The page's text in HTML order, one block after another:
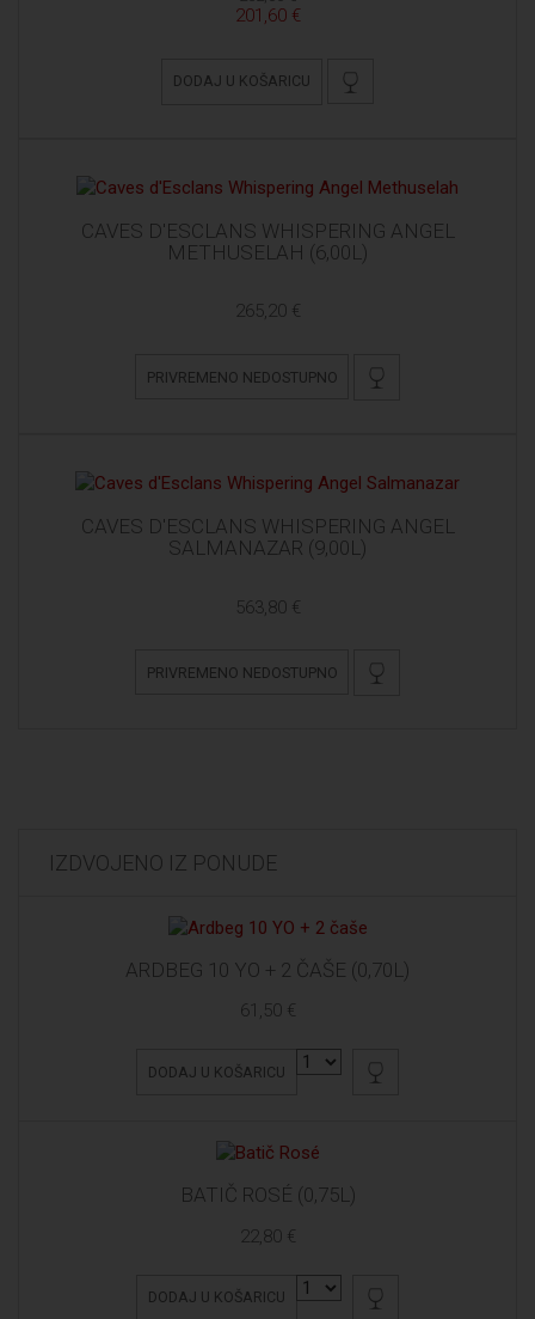
201,60 €
DODAJ U KOŠARICU
CAVES D'ESCLANS WHISPERING ANGEL
METHUSELAH (6,00L)
265,20 €
PRIVREMENO NEDOSTUPNO
CAVES D'ESCLANS WHISPERING ANGEL
SALMANAZAR (9,00L)
563,80 €
PRIVREMENO NEDOSTUPNO
IZDVOJENO IZ PONUDE
ARDBEG 10 YO + 2 ČAŠE (0,70L)
61,50 €
DODAJ U KOŠARICU
BATIČ ROSÉ (0,75L)
22,80 €
DODAJ U KOŠARICU